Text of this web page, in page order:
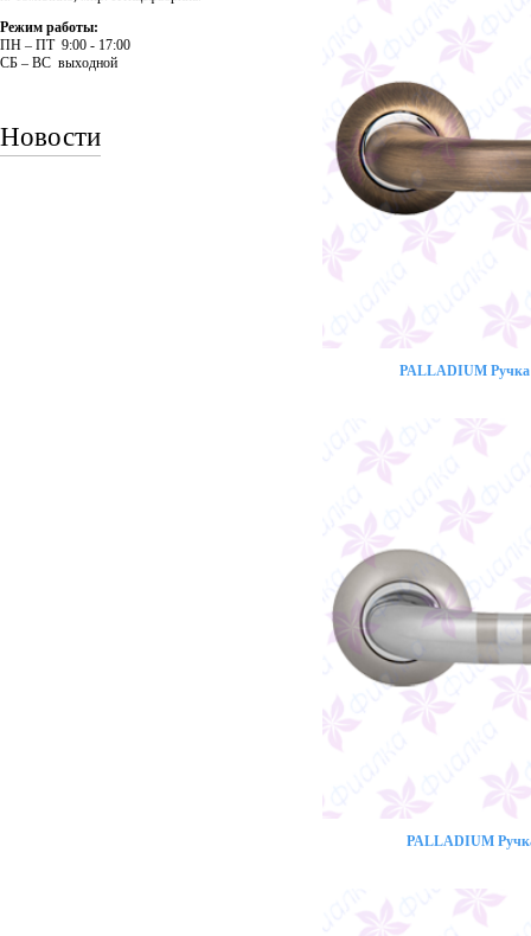
Режим работы:
ПH – ПT 9:00 - 17:00
CБ – BC выходной
Новости
PALLADIUM Ручка
PALLADIUM